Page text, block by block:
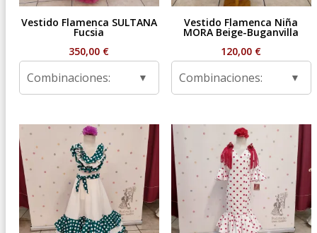
Vestido Flamenca SULTANA
Fucsia
350,00 €
Combinaciones:
Vestido Flamenca Niña
MORA Beige-Buganvilla
120,00 €
Combinaciones: